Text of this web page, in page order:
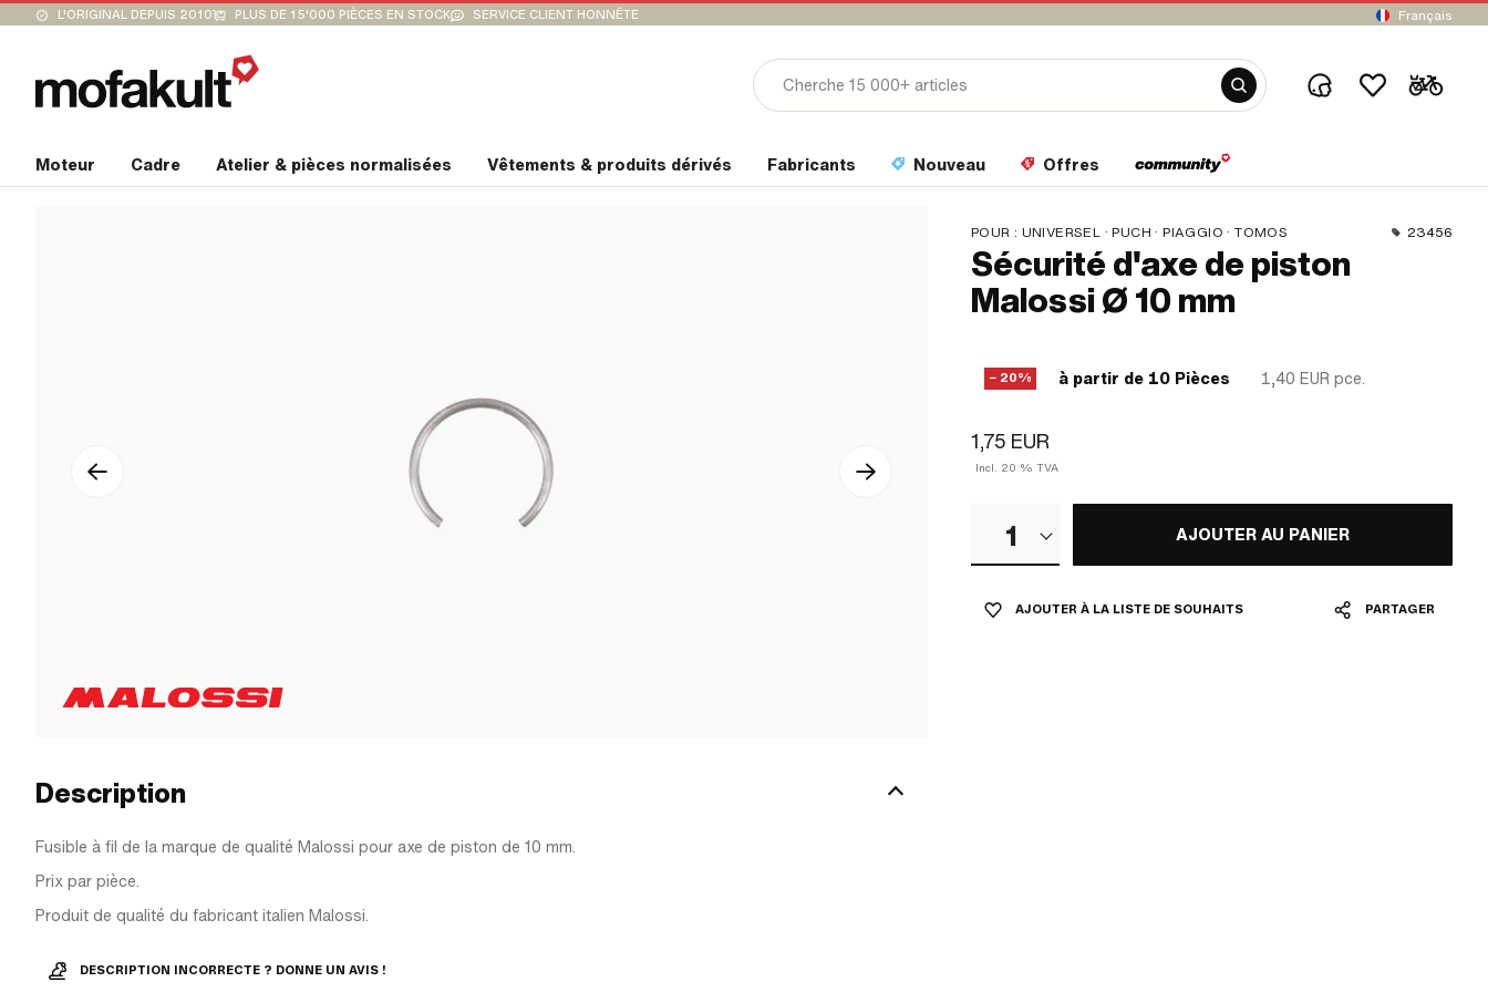
L'ORIGINAL DEPUIS 2010 PLUS DE 15'000 PIÈCES EN STOCK SERVICE CLIENT HONNÊTE Français
Moteur Cadre Atelier & pièces normalisées Vêtements & produits dérivés Fabricants Nouveau Offres
POUR : UNIVERSEL · PUCH · PIAGGIO · TOMOS 23456
Sécurité d'axe de piston
Malossi Ø 10 mm
− 20% à partir de 10 Pièces 1,40 EUR pce.
1,75 EUR
Incl. 20 % TVA
1 AJOUTER AU PANIER
AJOUTER À LA LISTE DE SOUHAITS PARTAGER
Description
Fusible à fil de la marque de qualité Malossi pour axe de piston de 10 mm.
Prix par pièce.
Produit de qualité du fabricant italien Malossi.
DESCRIPTION INCORRECTE ? DONNE UN AVIS !